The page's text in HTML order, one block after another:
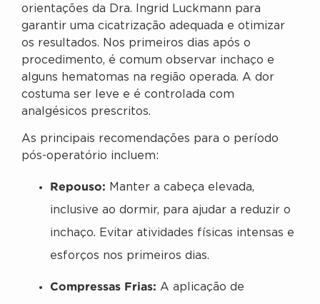
orientações da Dra. Ingrid Luckmann para
garantir uma cicatrização adequada e otimizar
os resultados. Nos primeiros dias após o
procedimento, é comum observar inchaço e
alguns hematomas na região operada. A dor
costuma ser leve e é controlada com
analgésicos prescritos.
As principais recomendações para o período
pós-operatório incluem:
Repouso: Manter a cabeça elevada,
inclusive ao dormir, para ajudar a reduzir o
inchaço. Evitar atividades físicas intensas e
esforços nos primeiros dias.
Compressas Frias: A aplicação de